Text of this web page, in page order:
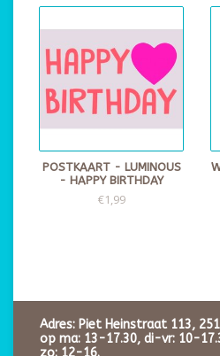
POSTKAART - LUMINOUS
- HAPPY BIRTHDAY
€1,99
Adres: Piet Heinstraat 113,
op ma: 13-17.30, di-vr: 10-
zo: 12-16.